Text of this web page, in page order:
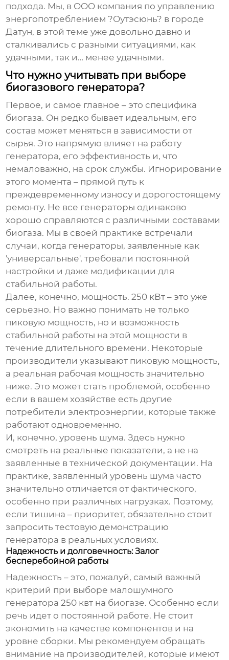
подхода. Мы, в OOO компания по управлению
энергопотреблением ?Оутэсюнь? в городе
Датун, в этой теме уже довольно давно и
сталкивались с разными ситуациями, как
удачными, так и… менее удачными.
Что нужно учитывать при выборе
биогазового генератора?
Первое, и самое главное – это специфика
биогаза. Он редко бывает идеальным, его
состав может меняться в зависимости от
сырья. Это напрямую влияет на работу
генератора, его эффективность и, что
немаловажно, на срок службы. Игнорирование
этого момента – прямой путь к
преждевременному износу и дорогостоящему
ремонту. Не все генераторы одинаково
хорошо справляются с различными составами
биогаза. Мы в своей практике встречали
случаи, когда генераторы, заявленные как
'универсальные', требовали постоянной
настройки и даже модификации для
стабильной работы.
Далее, конечно, мощность. 250 кВт – это уже
серьезно. Но важно понимать не только
пиковую мощность, но и возможность
стабильной работы на этой мощности в
течение длительного времени. Некоторые
производители указывают пиковую мощность,
а реальная рабочая мощность значительно
ниже. Это может стать проблемой, особенно
если в вашем хозяйстве есть другие
потребители электроэнергии, которые также
работают одновременно.
И, конечно, уровень шума. Здесь нужно
смотреть на реальные показатели, а не на
заявленные в технической документации. На
практике, заявленный уровень шума часто
значительно отличается от фактического,
особенно при различных нагрузках. Поэтому,
если тишина – приоритет, обязательно стоит
запросить тестовую демонстрацию
генератора в реальных условиях.
Надежность и долговечность: Залог
бесперебойной работы
Надежность – это, пожалуй, самый важный
критерий при выборе малошумного
генератора 250 квт на биогазе. Особенно если
речь идет о постоянной работе. Не стоит
экономить на качестве компонентов и на
уровне сборки. Мы рекомендуем обращать
внимание на производителей, которые имеют